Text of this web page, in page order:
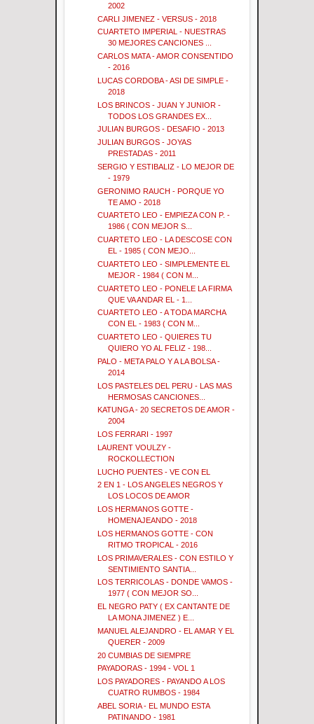
2002
CARLI JIMENEZ - VERSUS - 2018
CUARTETO IMPERIAL - NUESTRAS
30 MEJORES CANCIONES ...
CARLOS MATA - AMOR CONSENTIDO
- 2016
LUCAS CORDOBA - ASI DE SIMPLE -
2018
LOS BRINCOS - JUAN Y JUNIOR -
TODOS LOS GRANDES EX...
JULIAN BURGOS - DESAFIO - 2013
JULIAN BURGOS - JOYAS
PRESTADAS - 2011
SERGIO Y ESTIBALIZ - LO MEJOR DE
- 1979
GERONIMO RAUCH - PORQUE YO
TE AMO - 2018
CUARTETO LEO - EMPIEZA CON P. -
1986 ( CON MEJOR S...
CUARTETO LEO - LA DESCOSE CON
EL - 1985 ( CON MEJO...
CUARTETO LEO - SIMPLEMENTE EL
MEJOR - 1984 ( CON M...
CUARTETO LEO - PONELE LA FIRMA
QUE VA ANDAR EL - 1...
CUARTETO LEO - A TODA MARCHA
CON EL - 1983 ( CON M...
CUARTETO LEO - QUIERES TU
QUIERO YO AL FELIZ - 198...
PALO - META PALO Y A LA BOLSA -
2014
LOS PASTELES DEL PERU - LAS MAS
HERMOSAS CANCIONES...
KATUNGA - 20 SECRETOS DE AMOR -
2004
LOS FERRARI - 1997
LAURENT VOULZY -
ROCKOLLECTION
LUCHO PUENTES - VE CON EL
2 EN 1 - LOS ANGELES NEGROS Y
LOS LOCOS DE AMOR
LOS HERMANOS GOTTE -
HOMENAJEANDO - 2018
LOS HERMANOS GOTTE - CON
RITMO TROPICAL - 2016
LOS PRIMAVERALES - CON ESTILO Y
SENTIMIENTO SANTIA...
LOS TERRICOLAS - DONDE VAMOS -
1977 ( CON MEJOR SO...
EL NEGRO PATY ( EX CANTANTE DE
LA MONA JIMENEZ ) E...
MANUEL ALEJANDRO - EL AMAR Y EL
QUERER - 2009
20 CUMBIAS DE SIEMPRE
PAYADORAS - 1994 - VOL 1
LOS PAYADORES - PAYANDO A LOS
CUATRO RUMBOS - 1984
ABEL SORIA - EL MUNDO ESTA
PATINANDO - 1981